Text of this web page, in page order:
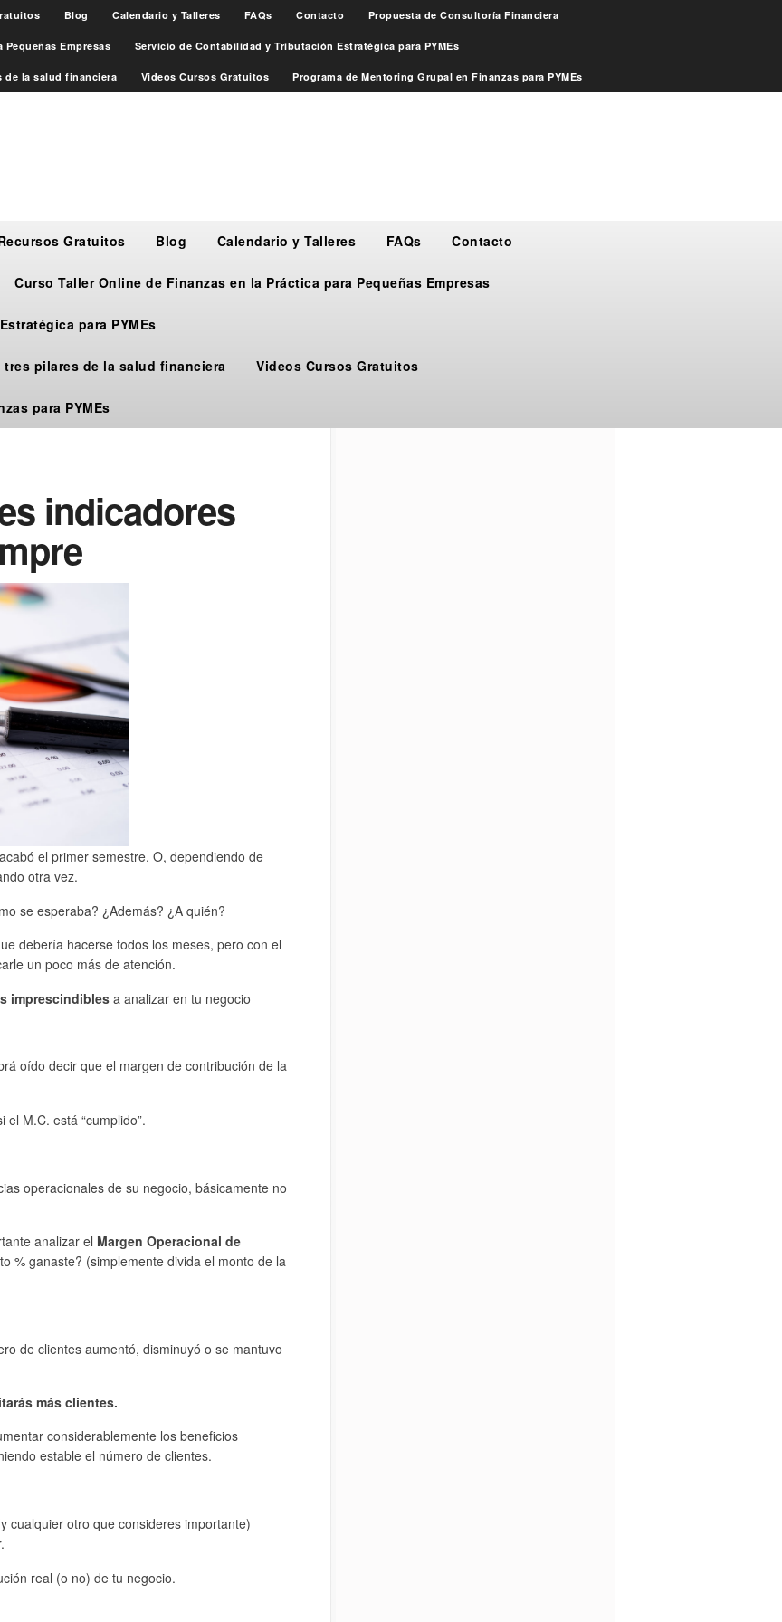
Blog Calendario y Talleres FAQs Contacto Propuesta de Consultoría Financiera
Empresas Servicio de Contabilidad y Tributación Estratégica para PYMEs
de la salud financiera Videos Cursos Gratuitos Programa de Mentoring Grupal en Finanzas para PYMEs
Gratuitos Blog Calendario y Talleres FAQs Contacto
Curso Taller Online de Finanzas en la Práctica para Pequeñas Empresas
para PYMEs
pilares de la salud financiera Videos Cursos Gratuitos
para PYMEs
indicadores
el primer semestre. O, dependiendo de
otra vez.
se esperaba? ¿Además? ¿A quién?
debería hacerse todos los meses, pero con el
un poco más de atención.
imprescindiblesa analizar en tu negocio
oído decir que el margen de contribución de la
M.C. está “cumplido”.
operacionales de su negocio, básicamente no
analizar el Margen Operacional de
% ganaste? (simplemente divida el monto de la
de clientes aumentó, disminuyó o se mantuvo
más clientes.
considerablemente los beneficios
estable el número de clientes.
cualquier otro que consideres importante)
real (o no) de tu negocio.